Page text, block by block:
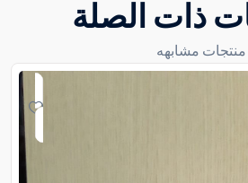
ذات الصلة
منتجات مشابهه